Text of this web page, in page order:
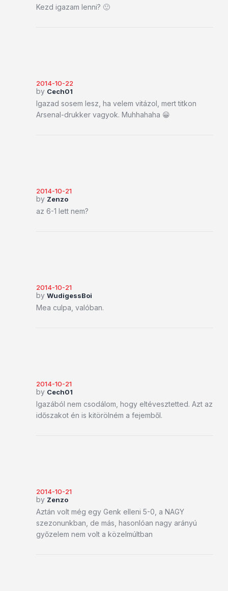
Kezd igazam lenni? 🙂
2014-10-22
by Cech01
Igazad sosem lesz, ha velem vitázol, mert titkon
Arsenal-drukker vagyok. Muhhahaha 😀
2014-10-21
by Zenzo
az 6-1 lett nem?
2014-10-21
by WudigessBoi
Mea culpa, valóban.
2014-10-21
by Cech01
Igazából nem csodálom, hogy eltévesztetted. Azt az
időszakot én is kitörölném a fejemből.
2014-10-21
by Zenzo
Aztán volt még egy Genk elleni 5-0, a NAGY
szezonunkban, de más, hasonlóan nagy arányú
győzelem nem volt a közelmúltban